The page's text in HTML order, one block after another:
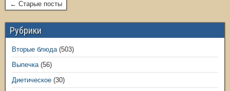
← Старые посты
Рубрики
Вторые блюда(503)
Выпечка(56)
Диетическое (30)